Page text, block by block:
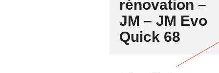
rénovation –
JM – JM Evo
Quick 68